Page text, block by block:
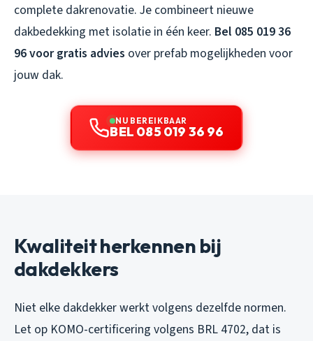
complete dakrenovatie. Je combineert nieuwe
dakbedekking met isolatie in één keer. Bel 085 019 36
96 voor gratis advies over prefab mogelijkheden voor
jouw dak.
NU BEREIKBAAR
BEL 085 019 36 96
Kwaliteit herkennen bij
dakdekkers
Niet elke dakdekker werkt volgens dezelfde normen.
Let op KOMO-certificering volgens BRL 4702, dat is